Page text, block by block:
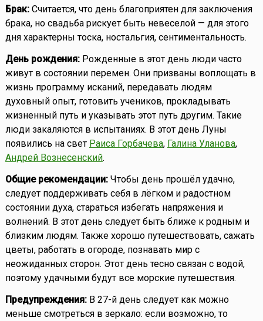
Брак:Считается, что день благоприятен для заключения
брака, но свадьба рискует быть невеселой — для этого
дня характерны тоска, ностальгия, сентиментальность.
День рождения:Рожденные в этот день люди часто
живут в состоянии перемен. Они призваны воплощать в
жизнь программу исканий, передавать людям
духовный опыт, готовить учеников, прокладывать
жизненный путь и указывать этот путь другим. Такие
люди закаляются в испытаниях. В этот день Луны
появились на свет Раиса Горбачева, Галина Уланова,
Андрей Вознесенский.
Общие рекомендации:Чтобы день прошёл удачно,
следует поддерживать себя в лёгком и радостном
состоянии духа, стараться избегать напряжения и
волнений. В этот день следует быть ближе к родным и
близким людям. Также хорошо путешествовать, сажать
цветы, работать в огороде, познавать мир с
неожиданных сторон. Этот день тесно связан с водой,
поэтому удачными будут все морские путешествия.
Предупреждения:В 27-й день следует как можно
меньше смотреться в зеркало: если возможно, то